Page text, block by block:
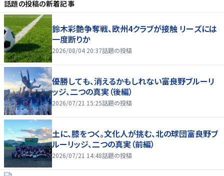
話題の投稿の新着記事
鈴木彩艶争奪戦、欧州4クラブが接触 リーズには
一度断りか
2026/08/04 20:37話題の投稿
優勝しても、消えるかもしれない――富良野ブルーリ
ッジ、二つの真実（後編）
2026/07/21 15:25話題の投稿
土に、膝をつく。文化人が挑む、北の球団――富良野ブ
ルーリッジ、二つの真実（前編）
2026/07/21 14:48話題の投稿